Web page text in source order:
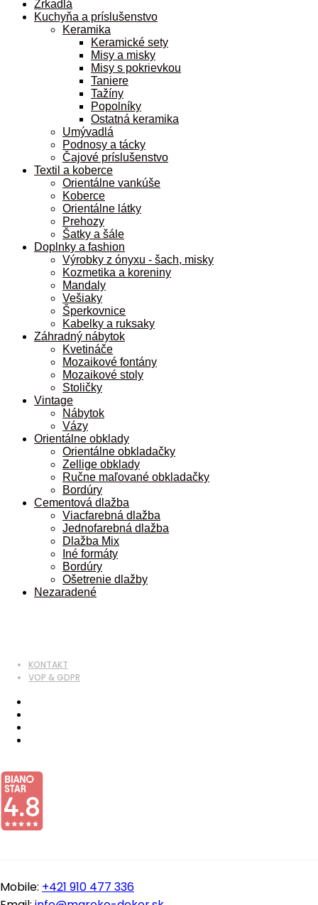
Zrkadlá
Kuchyňa a príslušenstvo
Keramika
Keramické sety
Misy a misky
Misy s pokrievkou
Taniere
Tažíny
Popolníky
Ostatná keramika
Umývadlá
Podnosy a tácky
Čajové príslušenstvo
Textil a koberce
Orientálne vankúše
Koberce
Orientálne látky
Prehozy
Šatky a šále
Doplnky a fashion
Výrobky z ónyxu - šach, misky
Kozmetika a koreniny
Mandaly
Vešiaky
Šperkovnice
Kabelky a ruksaky
Záhradný nábytok
Kvetináče
Mozaikové fontány
Mozaikové stoly
Stoličky
Vintage
Nábytok
Vázy
Orientálne obklady
Orientálne obkladačky
Zellige obklady
Ručne maľované obkladačky
Bordúry
Cementová dlažba
Viacfarebná dlažba
Jednofarebná dlažba
Dlažba Mix
Iné formáty
Bordúry
Ošetrenie dlažby
Nezaradené
KONTAKT
VOP & GDPR
Mobile: +421 910 477 336